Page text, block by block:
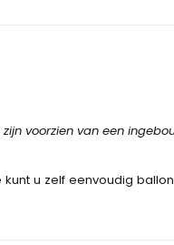
voorzien van een
u zelf eenvoudig